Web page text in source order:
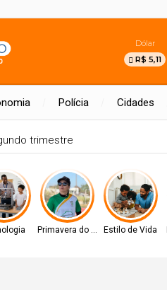
Dólar
R$ 5,11
Polícia Cidades
e restaurantes
Primavera do LesteEstilo de Vida